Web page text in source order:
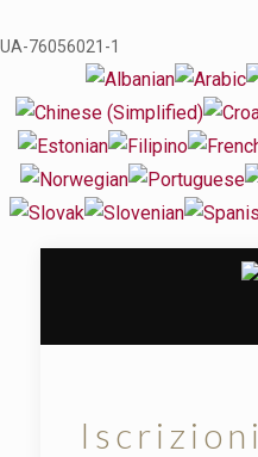
UA-76056021-1
Iscrizioni